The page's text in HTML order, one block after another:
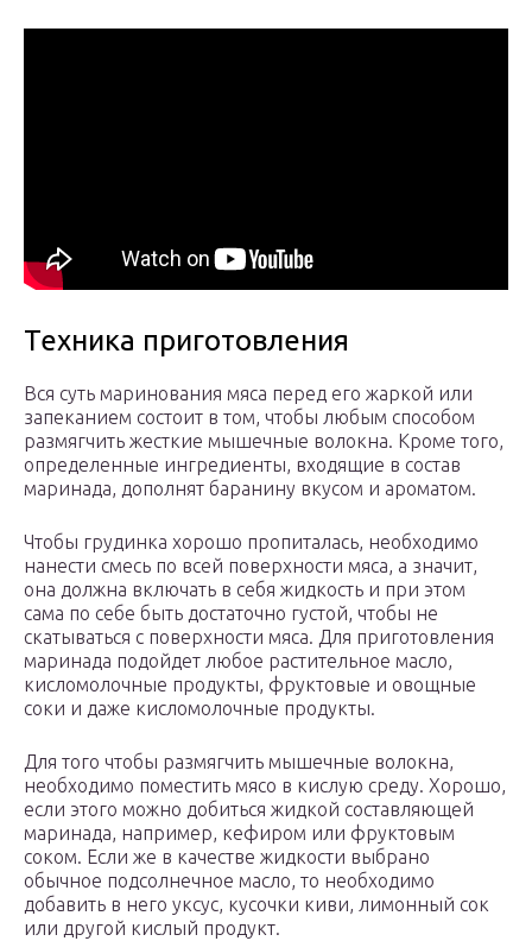
Техника приготовления
Вся суть маринования мяса перед его жаркой или
запеканием состоит в том, чтобы любым способом
размягчить жесткие мышечные волокна. Кроме того,
определенные ингредиенты, входящие в состав
маринада, дополнят баранину вкусом и ароматом.
Чтобы грудинка хорошо пропиталась, необходимо
нанести смесь по всей поверхности мяса, а значит,
она должна включать в себя жидкость и при этом
сама по себе быть достаточно густой, чтобы не
скатываться с поверхности мяса. Для приготовления
маринада подойдет любое растительное масло,
кисломолочные продукты, фруктовые и овощные
соки и даже кисломолочные продукты.
Для того чтобы размягчить мышечные волокна,
необходимо поместить мясо в кислую среду. Хорошо,
если этого можно добиться жидкой составляющей
маринада, например, кефиром или фруктовым
соком. Если же в качестве жидкости выбрано
обычное подсолнечное масло, то необходимо
добавить в него уксус, кусочки киви, лимонный сок
или другой кислый продукт.